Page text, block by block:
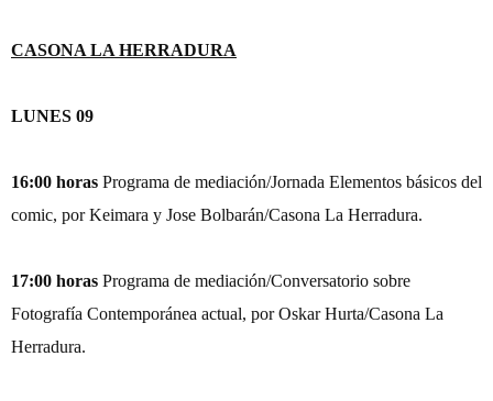
CASONA LA HERRADURA
LUNES 09
16:00 horas Programa de mediación/Jornada Elementos básicos del
comic, por Keimara y Jose Bolbarán/Casona La Herradura.
17:00 horas Programa de mediación/Conversatorio sobre
Fotografía Contemporánea actual, por Oskar Hurta/Casona La
Herradura.